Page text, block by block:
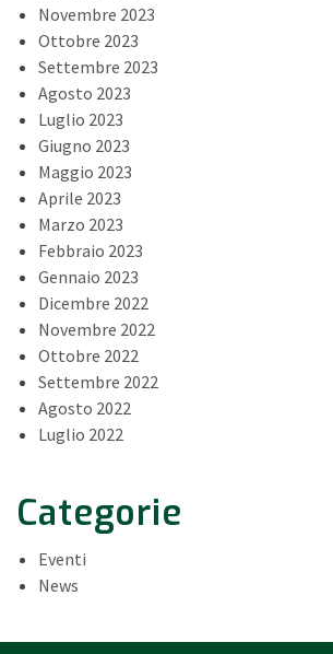
Novembre 2023
Ottobre 2023
Settembre 2023
Agosto 2023
Luglio 2023
Giugno 2023
Maggio 2023
Aprile 2023
Marzo 2023
Febbraio 2023
Gennaio 2023
Dicembre 2022
Novembre 2022
Ottobre 2022
Settembre 2022
Agosto 2022
Luglio 2022
Categorie
Eventi
News